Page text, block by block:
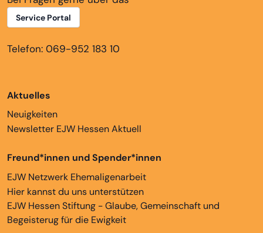
Service Portal
Telefon: 069-952 183 10
Aktuelles
Neuigkeiten
Newsletter EJW Hessen Aktuell
Freund*innen und Spender*innen
EJW Netzwerk Ehemaligenarbeit
Hier kannst du uns unterstützen
EJW Hessen Stiftung - Glaube, Gemeinschaft und
Begeisterug für die Ewigkeit